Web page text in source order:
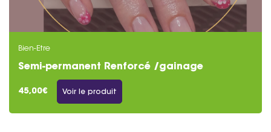
Bien-Etre
Semi-permanent Renforcé /gainage
45,00€ Voir le produit